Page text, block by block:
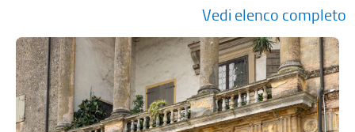
Vedi elenco completo